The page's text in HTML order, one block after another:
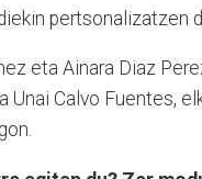
pertsonalizatzen
eta Ainara Diaz
Unai Calvo Fuentes,